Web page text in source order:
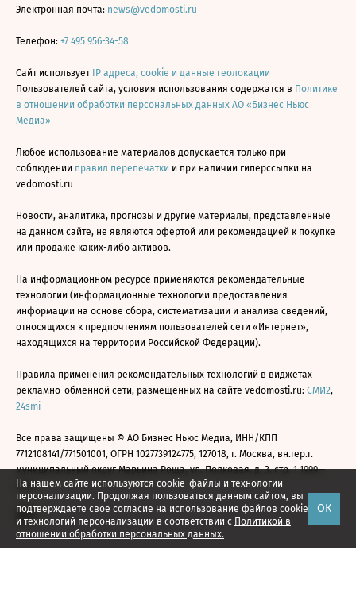
На нашем сайте используются cookie-файлы и технологии
персонализации. Продолжая пользоваться данным сайтом, вы
подтверждаете свое согласие на использование файлов cookie
и технологий персонализации в соответствии с Политикой в
отношении обработки персональных данных.
ОК
Электронная почта: news@vedomosti.ru
Телефон: +7 495 956-34-58
Сайт использует IP адреса, cookie и данные геолокации
Пользователей сайта, условия использования содержатся в Политике
в отношении обработки персональных данных АО «Бизнес Ньюс
Медиа»
Любое использование материалов допускается только при
соблюдении правил перепечатки и при наличии гиперссылки на
vedomosti.ru
Новости, аналитика, прогнозы и другие материалы, представленные
на данном сайте, не являются офертой или рекомендацией к покупке
или продаже каких-либо активов.
На информационном ресурсе применяются рекомендательные
технологии (информационные технологии предоставления
информации на основе сбора, систематизации и анализа сведений,
относящихся к предпочтениям пользователей сети «Интернет»,
находящихся на территории Российской Федерации).
Правила применения рекомендательных технологий в виджетах
рекламно-обменной сети, размещенных на сайте vedomosti.ru: СМИ2,
24smi
Все права защищены © АО Бизнес Ньюс Медиа, ИНН/КПП
7712108141/771501001, ОГРН 1027739124775, 127018, г. Москва, вн.тер.г.
муниципальный округ Марьина Роща, ул. Полковая, д. 3, стр. 1 1999—
2026